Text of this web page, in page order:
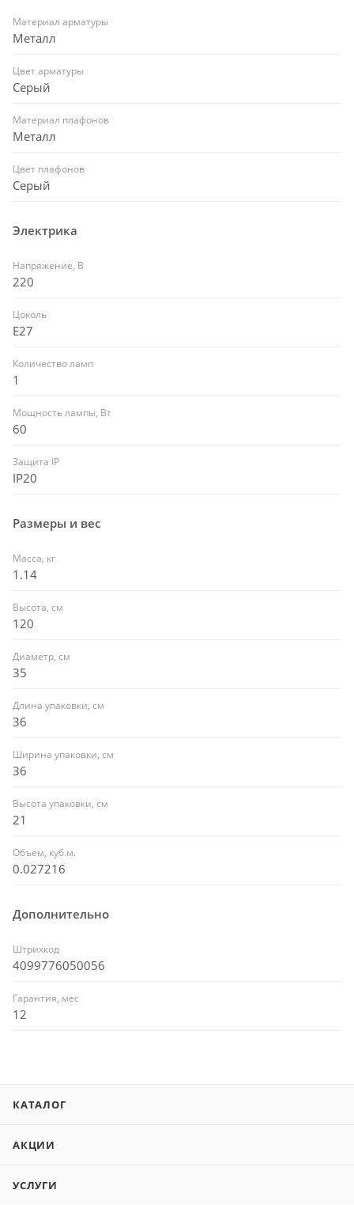
Материал арматуры
Металл
Цвет арматуры
Серый
Материал плафонов
Металл
Цвет плафонов
Серый
Электрика
Напряжение, В
220
Цоколь
E27
Количество ламп
1
Мощность лампы, Вт
60
Защита IP
IP20
Размеры и вес
Масса, кг
1.14
Высота, см
120
Диаметр, см
35
Длина упаковки, см
36
Ширина упаковки, см
36
Высота упаковки, см
21
Объем, куб.м.
0.027216
Дополнительно
Штрихкод
4099776050056
Гарантия, мес
12
КАТАЛОГ
АКЦИИ
УСЛУГИ